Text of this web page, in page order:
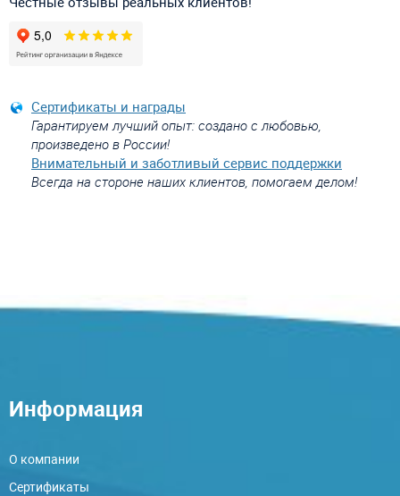
Сертификаты и награды
Гарантируем лучший опыт: создано с любовью,
произведено в России!
Внимательный и заботливый сервис поддержки
Всегда на стороне наших клиентов, помогаем делом!
Информация
О компании
Сертификаты